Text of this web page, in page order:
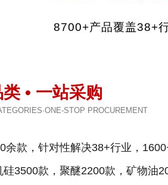
8700+产品覆盖38+
• 一站采购
STOP PROCUREMENT
余款，针对性解决38+行业，
硅3500款，聚醚2200款，矿物油